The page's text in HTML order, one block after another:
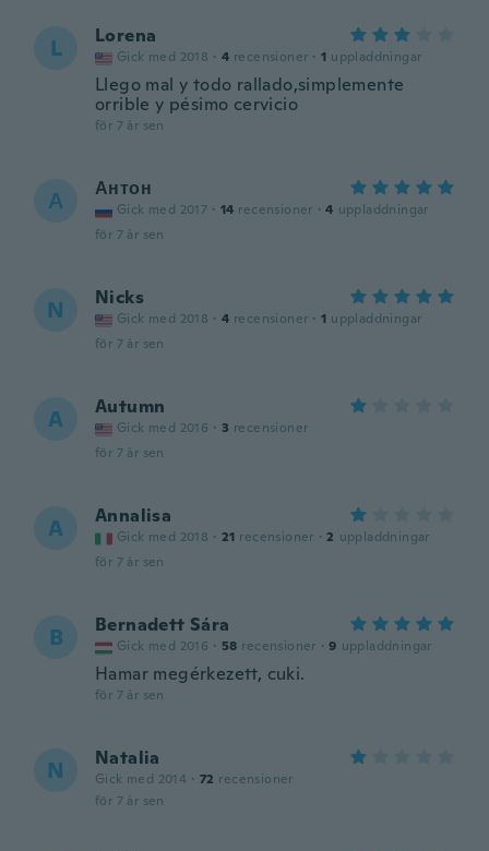
L Lorena
Gick med 2018 · 4 recensioner · 1 uppladdningar
Llego mal y todo rallado,simplemente
orrible y pésimo cervicio
för 7 år sen
А Антон
Gick med 2017 · 14 recensioner · 4 uppladdningar
för 7 år sen
N Nicks
Gick med 2018 · 4 recensioner · 1 uppladdningar
för 7 år sen
A Autumn
Gick med 2016 · 3 recensioner
för 7 år sen
A Annalisa
Gick med 2018 · 21 recensioner · 2 uppladdningar
för 7 år sen
B Bernadett Sára
Gick med 2016 · 58 recensioner · 9 uppladdningar
Hamar megérkezett, cuki.
för 7 år sen
N Natalia
Gick med 2014 · 72 recensioner
för 7 år sen